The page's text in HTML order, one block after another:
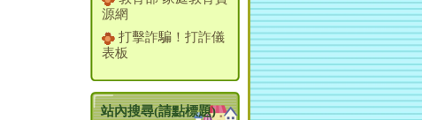
源網
打擊詐騙！打詐儀
表板
站內搜尋(請點標題)